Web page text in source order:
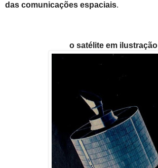
das comunicações espaciais.
o satélite em ilustração